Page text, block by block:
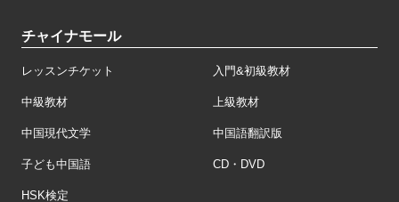
チャイナモール
レッスンチケット 入門&初級教材
中級教材 上級教材
中国現代文学 中国語翻訳版
子ども中国語 CD・DVD
HSK検定